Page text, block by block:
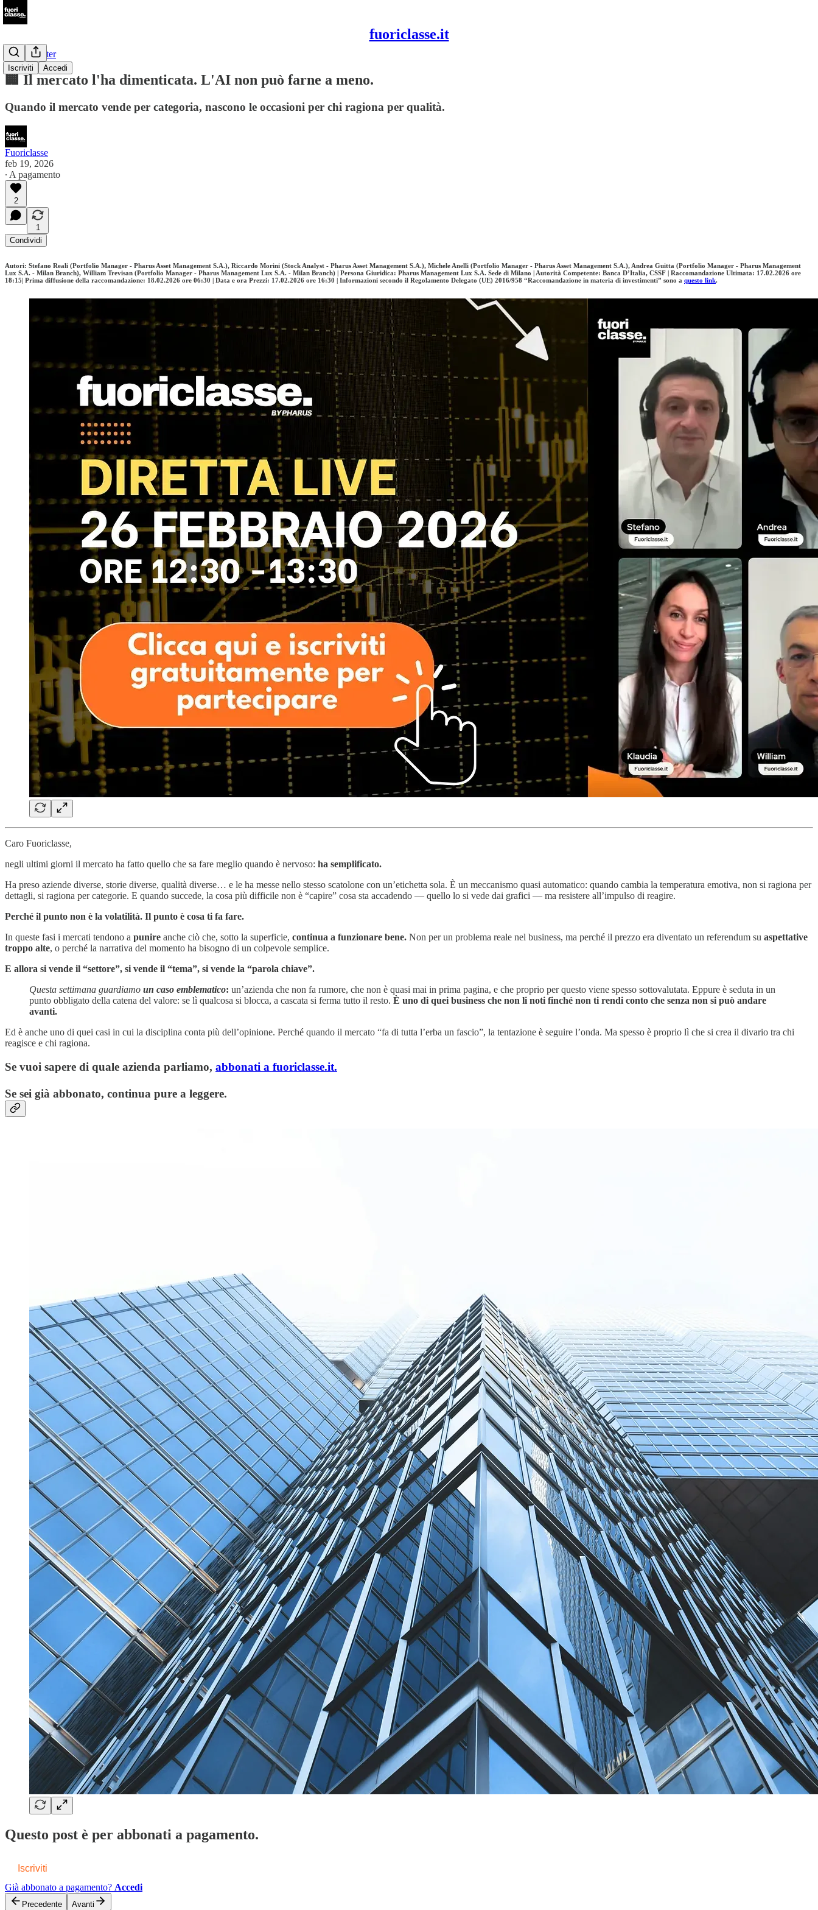
fuoriclasse.it
Iscriviti Accedi
📩Newsletter
🏢 Il mercato l'ha dimenticata. L'AI non può farne a meno.
Quando il mercato vende per categoria, nascono le occasioni per chi ragiona per qualità.
Fuoriclasse
feb 19, 2026
∙ A pagamento
2
1
Condividi
Autori: Stefano Reali (Portfolio Manager - Pharus Asset Management S.A.), Riccardo Morini (Stock Analyst - Pharus Asset Management S.A.), Michele Anelli (Portfolio Manager - Pharus Asset Management S.A.), Andrea Guitta (Portfolio Manager - Pharus Management
Lux S.A. - Milan Branch), William Trevisan (Portfolio Manager - Pharus Management Lux S.A. - Milan Branch) | Persona Giuridica: Pharus Management Lux S.A. Sede di Milano | Autorità Competente: Banca D’Italia, CSSF | Raccomandazione Ultimata: 17.02.2026 ore
18:15| Prima diffusione della raccomandazione: 18.02.2026 ore 06:30 | Data e ora Prezzi: 17.02.2026 ore 16:30 | Informazioni secondo il Regolamento Delegato (UE) 2016/958 “Raccomandazione in materia di investimenti” sono a questo link.
Caro Fuoriclasse,
negli ultimi giorni il mercato ha fatto quello che sa fare meglio quando è nervoso: ha semplificato.
Ha preso aziende diverse, storie diverse, qualità diverse… e le ha messe nello stesso scatolone con un’etichetta sola. È un meccanismo quasi automatico: quando cambia la temperatura emotiva, non si ragiona per
dettagli, si ragiona per categorie. E quando succede, la cosa più difficile non è “capire” cosa sta accadendo — quello lo si vede dai grafici — ma resistere all’impulso di reagire.
Perché il punto non è la volatilità. Il punto è cosa ti fa fare.
In queste fasi i mercati tendono a punire anche ciò che, sotto la superficie, continua a funzionare bene. Non per un problema reale nel business, ma perché il prezzo era diventato un referendum su aspettative
troppo alte, o perché la narrativa del momento ha bisogno di un colpevole semplice.
E allora si vende il “settore”, si vende il “tema”, si vende la “parola chiave”.
Questa settimana guardiamo un caso emblematico: un’azienda che non fa rumore, che non è quasi mai in prima pagina, e che proprio per questo viene spesso sottovalutata. Eppure è seduta in un
punto obbligato della catena del valore: se lì qualcosa si blocca, a cascata si ferma tutto il resto. È uno di quei business che non li noti finché non ti rendi conto che senza non si può andare
avanti.
Ed è anche uno di quei casi in cui la disciplina conta più dell’opinione. Perché quando il mercato “fa di tutta l’erba un fascio”, la tentazione è seguire l’onda. Ma spesso è proprio lì che si crea il divario tra chi
reagisce e chi ragiona.
Se vuoi sapere di quale azienda parliamo, abbonati a fuoriclasse.it.
Se sei già abbonato, continua pure a leggere.
Questo post è per abbonati a pagamento.
Iscriviti
Già abbonato a pagamento? Accedi
Precedente Avanti